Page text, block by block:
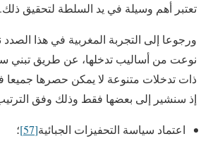
تعتبر أهم وسيلة في يد السلطة لتحقيق ذلك.
ورجوعا إلى التجربة المغربية في هذا الصدد
نوعت من أساليب تدخلها، عن طريق تبني
ذات تدخلات متنوعة لا يمكن حصرها جميعا
إذ سنشير إلى بعضها فقط وذلك وفق
اعتماد سياسة التحفيزات الجبائية[57]
؛